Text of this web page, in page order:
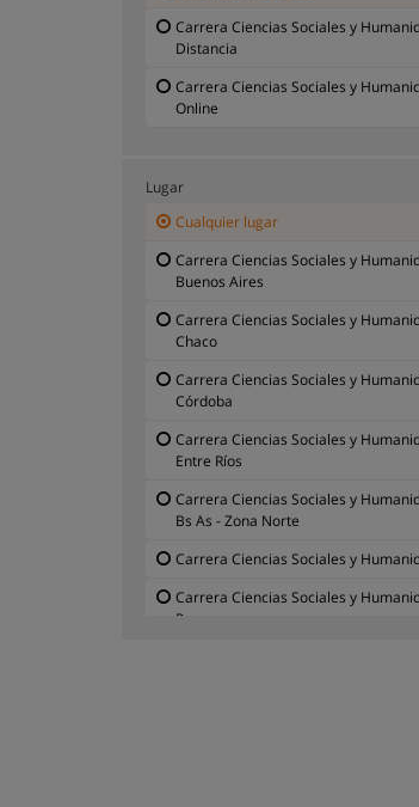
Carrera Literatura
Carrera Política
Carrera Religión
Carrera Ciencias Sociales y
Distancia
Carrera Ciencias Sociales y
Online
Lugar
Cualquier lugar
Carrera Ciencias Sociales y
Buenos Aires
Carrera Ciencias Sociales y
Chaco
Carrera Ciencias Sociales y
Córdoba
Carrera Ciencias Sociales y
Entre Ríos
Carrera Ciencias Sociales y
Bs As - Zona Norte
Carrera Ciencias Sociales y
Carrera Ciencias Sociales y
Pampa